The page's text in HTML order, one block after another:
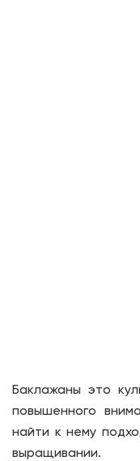
Баклажаны это
повышенного
найти к нему
выращивании.